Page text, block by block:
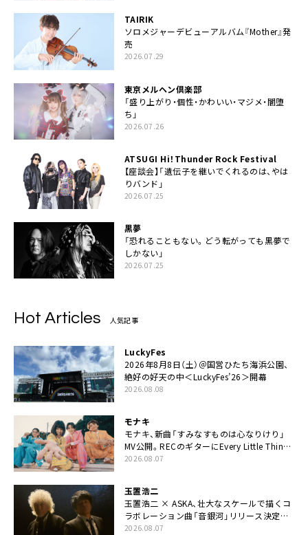
TAIRIK
ソロメジャーデビューアルバム『Mother』発
売
2026.07.29
東京メルヘン倶楽部
「盛り上がり・個性・かわいい・マジメ・闇堕
ち」
2026.07.26
ATSUGI Hi！Thunder Rock Festival
【座談会】「遺伝子を継いでくれるのは、やは
りバンド」
2026.07.25
黒夢
「恐れることもない。どう転がっても黒夢で
しかない」
2026.07.25
Hot Articles 人気記事
LuckyFes
2026年8月8日（土）＠国営ひたち海浜公園、
絶好の好天の中＜LuckyFes’26＞開幕
2026.08.08
モナキ
モナキ、新曲「すみなすものは心なりけり」
MV公開。RECのギターにEvery Little Thing・
伊藤一朗参加も
2026.08.07
玉置浩二
玉置浩二 × ASKA、壮大なスケールで描くコ
ラボレーション曲「音銀河」リリース決定。
カップリングには新曲「命の宿り」収録も
2026.08.07